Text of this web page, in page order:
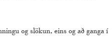
og slökun, eins og að ganga í